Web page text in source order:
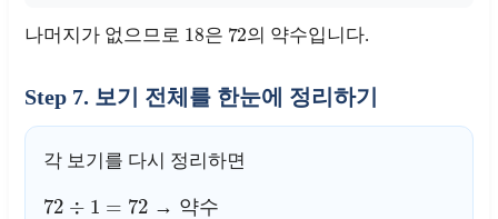
나머지가 없으므로 18은 72의 약수입니다.
Step 7. 보기 전체를 한눈에 정리하기
각 보기를 다시 정리하면
72 = → 약수